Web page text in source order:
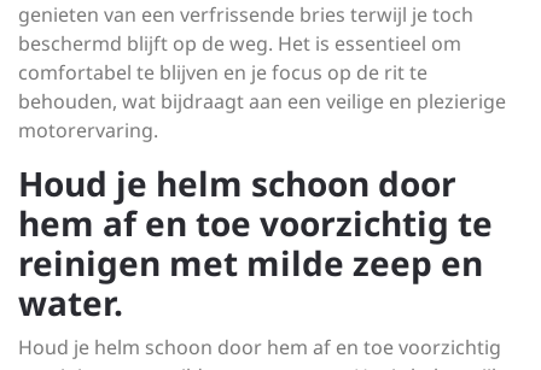
genieten van een verfrissende bries terwijl je toch
beschermd blijft op de weg. Het is essentieel om
comfortabel te blijven en je focus op de rit te
behouden, wat bijdraagt aan een veilige en plezierige
motorervaring.
Houd je helm schoon door
hem af en toe voorzichtig te
reinigen met milde zeep en
water.
Houd je helm schoon door hem af en toe voorzichtig